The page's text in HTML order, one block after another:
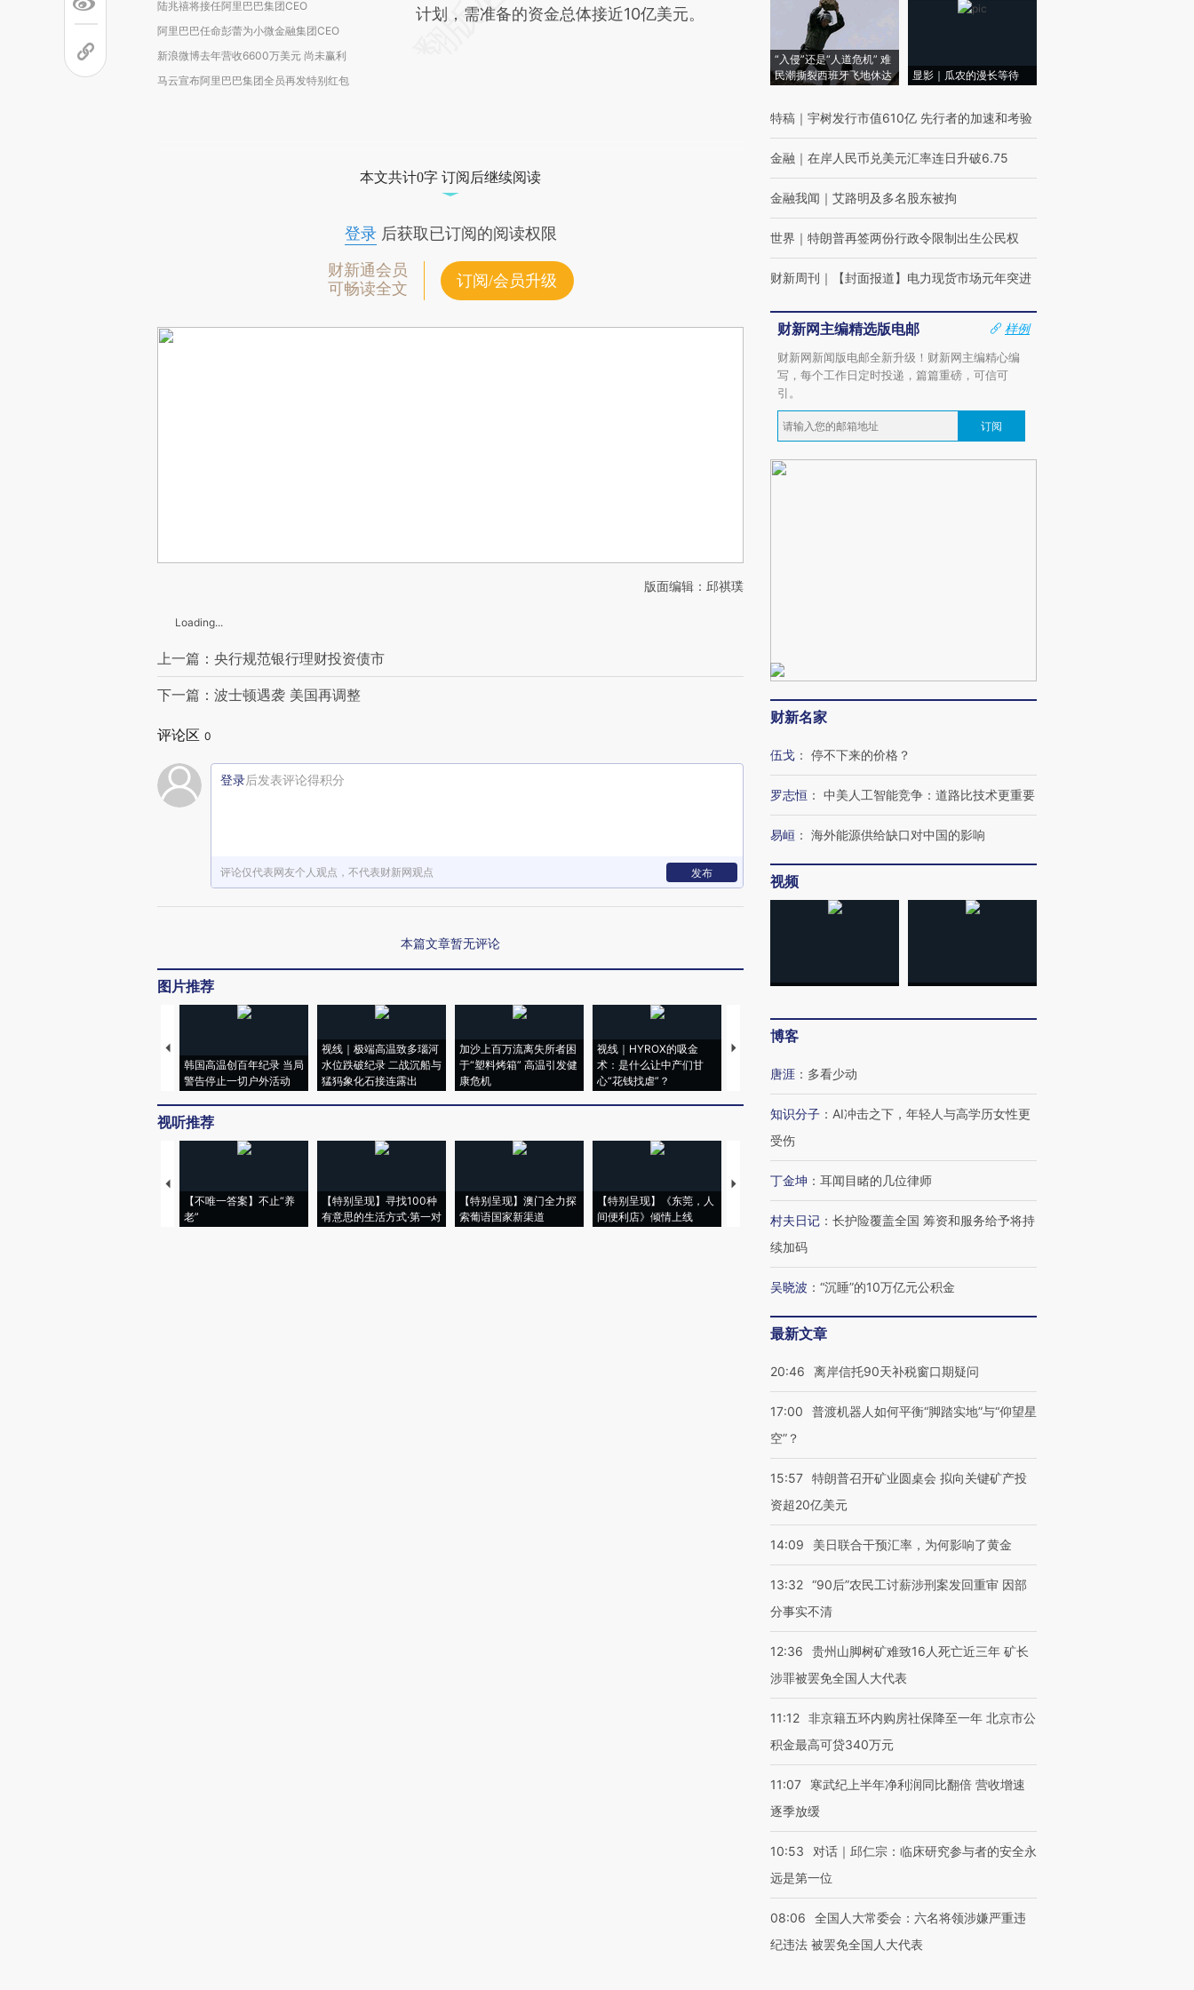
陆兆禧将接任阿里巴巴集团CEO
阿里巴巴任命彭蕾为小微金融集团CEO
新浪微博去年营收6600万美元 尚未赢利
马云宣布阿里巴巴集团全员再发特别红包
计划，需准备的资金总体接近10亿美元。
本文共计0字 订阅后继续阅读
登录后获取已订阅的阅读权限
财新通会员
可畅读全文
订阅/会员升级
版面编辑：邱祺璞
Loading...
上一篇：央行规范银行理财投资债市
下一篇：波士顿遇袭 美国再调整
评论区 0
登录后发表评论得积分
评论仅代表网友个人观点，不代表财新网观点 发布
本篇文章暂无评论
图片推荐
韩国高温创百年纪录 当局
警告停止一切户外活动
视线｜极端高温致多瑙河
水位跌破纪录 二战沉船与
猛犸象化石接连露出
加沙上百万流离失所者困
于“塑料烤箱” 高温引发健
康危机
视线｜HYROX的吸金
术：是什么让中产们甘
心“花钱找虐”？
马航飞行员跨国走私7万
粒摇头丸 尿检体内含3种
视听推荐
【不唯一答案】不止“养
老”
【特别呈现】寻找100种
有意思的生活方式·第一对
【特别呈现】澳门全力探
索葡语国家新渠道
【特别呈现】《东莞，人
间便利店》倾情上线
【推广】走进第四届链博
会，让数智科技“链”接产
【特别呈现】寻找100种
有意思的生活方式·第三对
CFO：不靠规模取胜，华
住三大增长引擎是什么？
“入侵”还是“人道危机” 难
民潮撕裂西班牙飞地休达
显影｜瓜农的漫长等待
特稿 ｜ 宇树发行市值610亿 先行者的加速和考验
金融 ｜ 在岸人民币兑美元汇率连日升破6.75
金融我闻 ｜ 艾路明及多名股东被拘
世界 ｜ 特朗普再签两份行政令限制出生公民权
财新周刊 ｜ 【封面报道】电力现货市场元年突进
财新网主编精选版电邮
样例
财新网新闻版电邮全新升级！财新网主编精心编
写，每个工作日定时投递，篇篇重磅，可信可
引。
订阅
财新名家
伍戈 ： 停不下来的价格？
罗志恒 ： 中美人工智能竞争：道路比技术更重要
易峘 ： 海外能源供给缺口对中国的影响
视频
博客
唐涯 ： 多看少动
知识分子 ： AI冲击之下，年轻人与高学历女性更
受伤
丁金坤 ： 耳闻目睹的几位律师
村夫日记 ： 长护险覆盖全国 筹资和服务给予将持
续加码
吴晓波 ： “沉睡”的10万亿元公积金
最新文章
20:46 离岸信托90天补税窗口期疑问
17:00
普渡机器人如何平衡“脚踏实地”与“仰望星
空”？
15:57 特朗普召开矿业圆桌会 拟向关键矿产投
资超20亿美元
14:09 美日联合干预汇率，为何影响了黄金
13:32 “90后”农民工讨薪涉刑案发回重审 因部
分事实不清
12:36
贵州山脚树矿难致16人死亡近三年 矿长
涉罪被罢免全国人大代表
11:12 非京籍五环内购房社保降至一年 北京市公
积金最高可贷340万元
11:07
寒武纪上半年净利润同比翻倍 营收增速
逐季放缓
10:53
对话｜邱仁宗：临床研究参与者的安全永
远是第一位
08:06
全国人大常委会：六名将领涉嫌严重违
纪违法 被罢免全国人大代表